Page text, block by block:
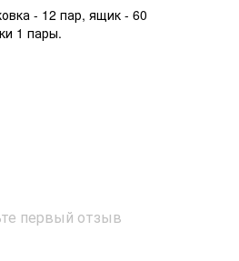
- 12 пар, ящик - 60
1 пары.
первый отзыв